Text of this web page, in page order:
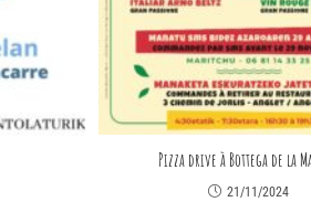
Pizza drive à Bottega de la
21/11/2024